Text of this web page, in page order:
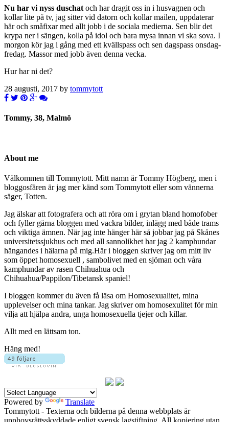
Nu har vi nyss duschat och har dragit oss in i husvagnen och
kollar lite på tv, jag sitter vid datorn och kollar mailen, uppdaterar
här och småfixar med allt jobb i de sociala medierna. Sen blir det
krypa ner i sängen, kolla på idol och bara mysa innan vi ska sova. I
morgon kör jag i gång med ett kvällspass och sen dagspass onsdag-
fredag. Massor med jobb även denna vecka.
Hur har ni det?
28 augusti, 2017 by tommytott
Tommy, 38, Malmö
About me
Välkommen till Tommytott. Mitt namn är Tommy Högberg, men i
bloggosfären är jag mer känd som Tommytott eller som vännerna
säger, Totten.
Jag älskar att fotografera och att röra om i grytan bland homofober
och fyller gärna bloggen med vackra bilder, inlägg med både trams
och viktiga ämnen. När jag inte hänger här så jobbar jag på Skånes
universitetssjukhus och med all sannolikhet har jag 2 kamphundar
hängandes i hälarna på mig.Här i bloggen skriver jag om mitt liv
som öppet homosexuell , sambolivet med en sjöman och våra
kamphundar av rasen Chihuahua och
Chihuahua/Pappilon/Tibetansk spaniel!
I bloggen kommer du även få läsa om Homosexualitet, mina
upplevelser och mina tankar. Jag skriver om homosexulitet för min
vilja att hjälpa andra, unga homosexuella tjejer och killar.
Allt med en lättsam ton.
Häng med!
Powered by
Translate
Tommytott - Texterna och bilderna på denna webbplats är
upphovsrättsskyddade enligt svensk lagstiftning. All kopiering utan